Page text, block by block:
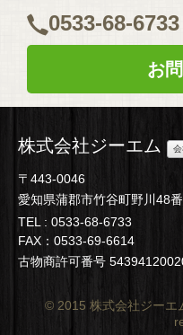
0533-68-6733
お
株式会社ジーエム
〒443-0046
愛知県蒲郡市竹谷町野川48
TEL : 0533-68-6733
FAX：0533-69-6614
古物商許可番号
© 2015 株式会社ジーエ